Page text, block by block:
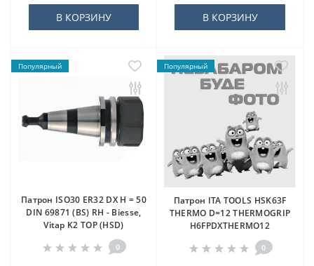
В КОРЗИНУ В КОРЗИНУ
Популярный
Патрон ISO30 ER32 DX H = 50
DIN 69871 (BS) RH - Biesse,
Vitap K2 TOP (HSD)
0
Популярный
Патрон ITA TOOLS HSK63F
THERMO D=12 THERMOGRIP
H6FPDXTHERMO12
0